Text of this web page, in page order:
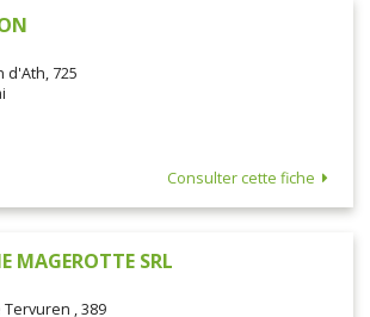
d'Ath, 725
Consulter cette fiche
MAGEROTTE SRL
, 389